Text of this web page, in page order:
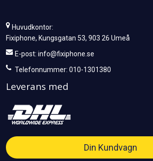
Huvudkontor:
Fixiphone, Kungsgatan 53, 903 26 Umeå
E-post: info@fixiphone.se
Telefonnummer: 010-1301380
Leverans med
Din Kundvagn